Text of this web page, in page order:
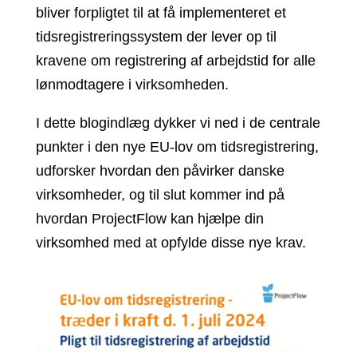
bliver forpligtet til at få implementeret et
tidsregistreringssystem der lever op til
kravene om registrering af arbejdstid for alle
lønmodtagere i virksomheden.
I dette blogindlæg dykker vi ned i de centrale
punkter i den nye EU-lov om tidsregistrering,
udforsker hvordan den påvirker danske
virksomheder, og til slut kommer ind på
hvordan ProjectFlow kan hjælpe din
virksomhed med at opfylde disse nye krav.